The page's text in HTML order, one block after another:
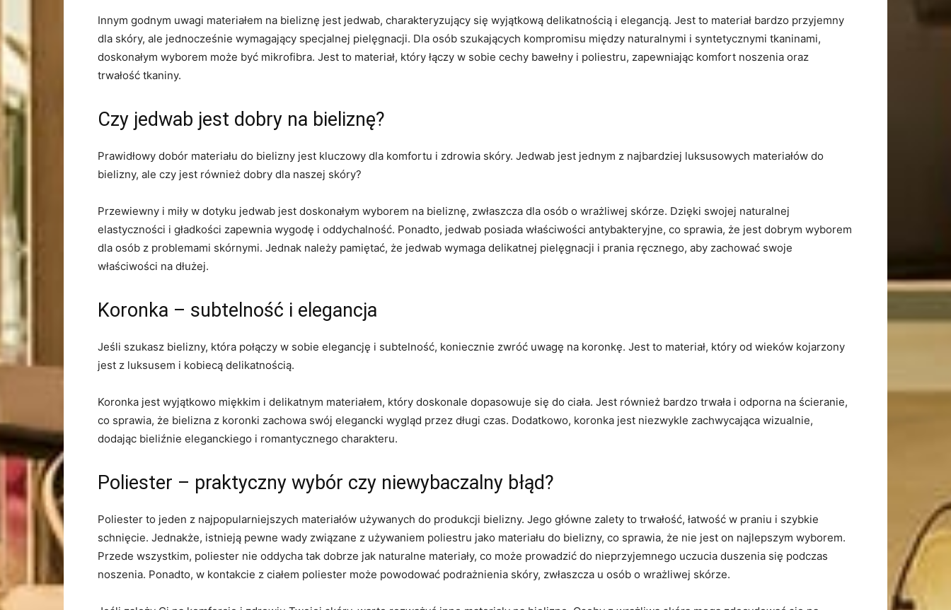
Innym godnym ​uwagi materiałem na⁤ bieliznę jest jedwab, charakteryzujący ‌się wyjątkową delikatnością i elegancją. Jest to materiał bardzo ‌przyjemny
dla skóry, ale jednocześnie ‍wymagający specjalnej pielęgnacji. ‌Dla osób ‍szukających‌ kompromisu między naturalnymi i‌ syntetycznymi tkaninami,
doskonałym wyborem może być mikrofibra. Jest to⁢ materiał,‍ który łączy w ‌sobie cechy bawełny i ⁢poliestru, zapewniając komfort noszenia oraz​
trwałość tkaniny.
Czy jedwab jest dobry na bieliznę?
Prawidłowy⁤ dobór materiału do bielizny ⁤jest‍ kluczowy dla komfortu i zdrowia⁣ skóry. Jedwab jest jednym z⁣ najbardziej luksusowych materiałów do
bielizny, ale czy jest również dobry dla naszej skóry?
Przewiewny i miły w dotyku jedwab jest​ doskonałym wyborem‌ na bieliznę, zwłaszcza dla osób o wrażliwej skórze. Dzięki swojej ⁢naturalnej
elastyczności i gładkości zapewnia ‌wygodę i ‌oddychalność. Ponadto, jedwab posiada właściwości antybakteryjne, co sprawia, że jest dobrym wyborem
dla osób z problemami skórnymi. Jednak należy ⁣pamiętać, że jedwab wymaga‌ delikatnej pielęgnacji i prania ręcznego, aby ‌zachować swoje⁣
właściwości na dłużej.
Koronka – subtelność i elegancja
Jeśli szukasz bielizny, ‍która połączy w ⁤sobie elegancję i subtelność, koniecznie⁣ zwróć uwagę na koronkę.⁤ Jest to materiał, który od wieków kojarzony
jest z luksusem i kobiecą delikatnością.‍
Koronka jest wyjątkowo miękkim i delikatnym ⁢materiałem, który doskonale dopasowuje się do ciała. ​Jest​ również bardzo trwała i odporna na ścieranie,​
co sprawia, ‍że bielizna z koronki‍ zachowa swój elegancki wygląd przez długi czas.​ Dodatkowo, koronka jest ‍niezwykle‌ zachwycająca wizualnie,⁣
dodając bieliźnie eleganckiego i⁤ romantycznego charakteru.
Poliester – praktyczny‍ wybór ⁢czy ‍niewybaczalny błąd?
Poliester to jeden z najpopularniejszych materiałów używanych do produkcji bielizny. Jego główne zalety to trwałość, łatwość w praniu i szybkie
schnięcie. Jednakże, istnieją pewne⁣ wady związane z używaniem poliestru jako materiału do bielizny, co sprawia, że nie jest on najlepszym wyborem.
Przede wszystkim, poliester ⁢nie⁣ oddycha ‍tak dobrze jak naturalne​ materiały, co może prowadzić​ do nieprzyjemnego uczucia duszenia się⁣ podczas
noszenia. Ponadto, w kontakcie z ciałem poliester​ może powodować podrażnienia skóry, zwłaszcza u osób o wrażliwej skórze.